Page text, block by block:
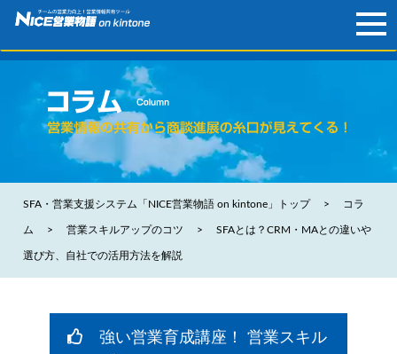
SFA・営業支援システム「NICE営業物語 on kintone」トップ コラ
ム 営業スキルアップのコツ SFAとは？CRM・MAとの違いや
選び方、自社での活用方法を解説
強い営業育成講座！ 営業スキル